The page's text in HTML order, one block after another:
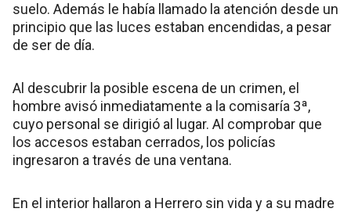
suelo. Además le había llamado la atención desde un
principio que las luces estaban encendidas, a pesar
de ser de día.
Al descubrir la posible escena de un crimen, el
hombre avisó inmediatamente a la comisaría 3ª,
cuyo personal se dirigió al lugar. Al comprobar que
los accesos estaban cerrados, los policías
ingresaron a través de una ventana.
En el interior hallaron a Herrero sin vida y a su madre